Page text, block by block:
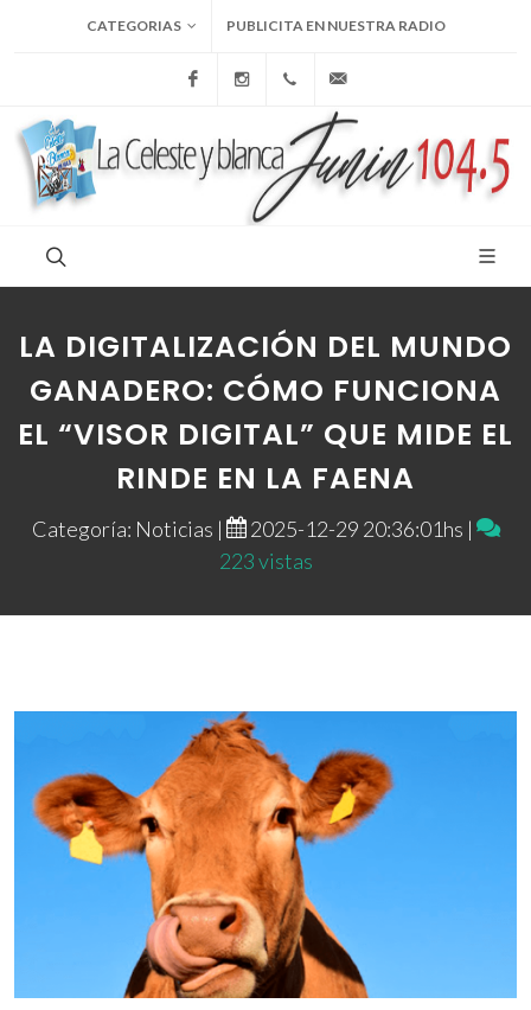
CATEGORIAS PUBLICITA EN NUESTRA RADIO
FacebookInstagram+54 9 236 465-4833
LA DIGITALIZACIÓN DEL MUNDO
GANADERO: CÓMO FUNCIONA
EL “VISOR DIGITAL” QUE MIDE EL
RINDE EN LA FAENA
Categoría: Noticias |
2025-12-29 20:36:01hs |
223 vistas